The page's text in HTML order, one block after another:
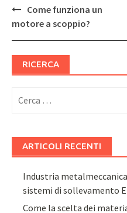
Post
navigation
Come funziona un
motore a scoppio?
RICERCA
per:
ARTICOLI RECENTI
Industria
sistemi di sollevamento
Come la scelta dei